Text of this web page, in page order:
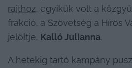
rajthoz, egyikük volt a
frakció, a Szövetség a Hírös
jelöltje, Kalló Julianna.
A hetekig tartó kampány